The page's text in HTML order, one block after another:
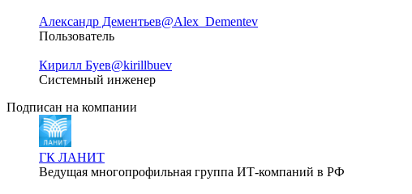
Александр Дементьев@Alex_Dementev
Пользователь
Кирилл Буев@kirillbuev
Системный инженер
Подписан на компании
ГК ЛАНИТ
Ведущая многопрофильная группа ИТ-компаний в РФ